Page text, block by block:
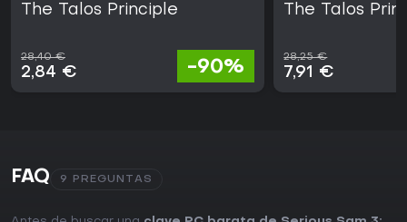
The Talos Principle
28,40 €
2,84 € -90%
The Talos
28,25 €
7,91 €
FAQ 9 PREGUNTAS